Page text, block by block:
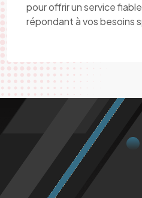
pour offrir un service
répondant à vos besoins